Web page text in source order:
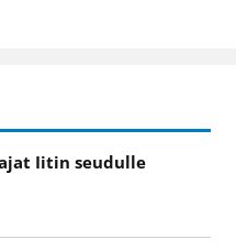
Iitin seudulle